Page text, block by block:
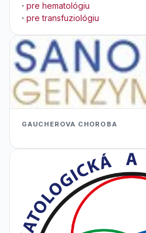
· pre hematológiu
· pre transfuziológiu
GAUCHEROVA CHOROBA